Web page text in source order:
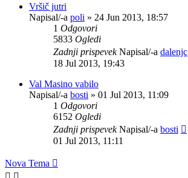
Vršič jutri
Napisal/-a poli » 24 Jun 2013, 18:57
1 Odgovori
5833 Ogledi
Zadnji prispevekNapisal/-a dalenjc
18 Jul 2013, 19:43
Val Masino vabilo
Napisal/-a bosti » 01 Jul 2013, 11:09
1 Odgovori
6152 Ogledi
Zadnji prispevekNapisal/-a bosti
01 Jul 2013, 11:11
Nova Tema